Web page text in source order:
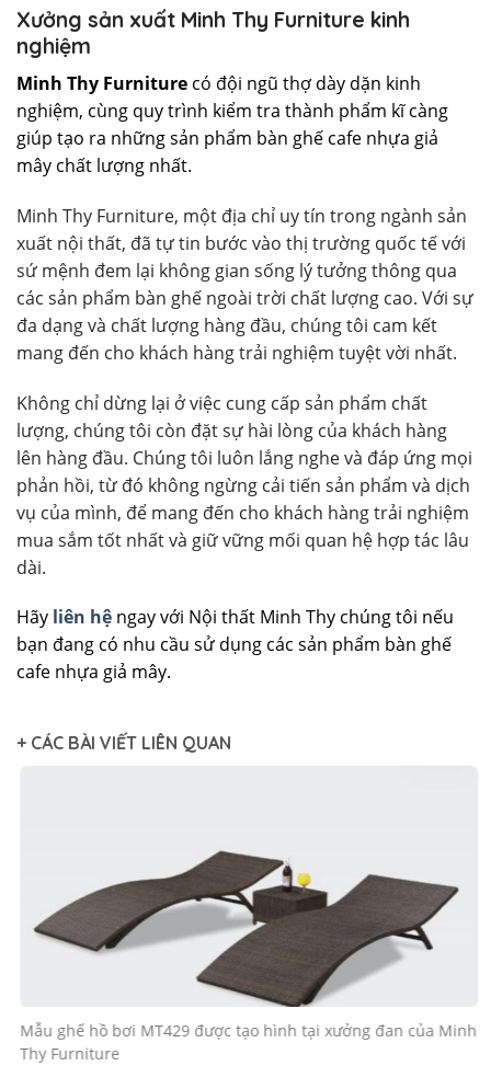
Xưởng sản xuất Minh Thy Furniture kinh
nghiệm
Minh Thy Furniture có đội ngũ thợ dày dặn kinh
nghiệm, cùng quy trình kiểm tra thành phẩm kĩ càng
giúp tạo ra những sản phẩm bàn ghế cafe nhựa giả
mây chất lượng nhất.
Minh Thy Furniture, một địa chỉ uy tín trong ngành sản
xuất nội thất, đã tự tin bước vào thị trường quốc tế với
sứ mệnh đem lại không gian sống lý tưởng thông qua
các sản phẩm bàn ghế ngoài trời chất lượng cao. Với sự
đa dạng và chất lượng hàng đầu, chúng tôi cam kết
mang đến cho khách hàng trải nghiệm tuyệt vời nhất.
Không chỉ dừng lại ở việc cung cấp sản phẩm chất
lượng, chúng tôi còn đặt sự hài lòng của khách hàng
lên hàng đầu. Chúng tôi luôn lắng nghe và đáp ứng mọi
phản hồi, từ đó không ngừng cải tiến sản phẩm và dịch
vụ của mình, để mang đến cho khách hàng trải nghiệm
mua sắm tốt nhất và giữ vững mối quan hệ hợp tác lâu
dài.
Hãy liên hệ ngay với Nội thất Minh Thy chúng tôi nếu
bạn đang có nhu cầu sử dụng các sản phẩm bàn ghế
cafe nhựa giả mây.
+ CÁC BÀI VIẾT LIÊN QUAN
Mẫu ghế hồ bơi MT429 được tạo hình tại xưởng đan của Minh
Thy Furniture